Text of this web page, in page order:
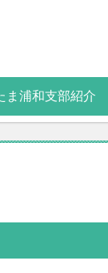
ま浦和支部紹介